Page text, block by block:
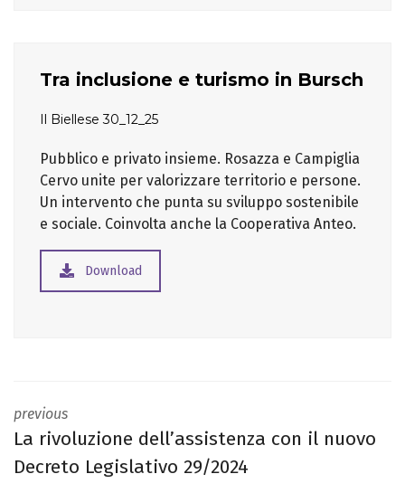
Tra inclusione e turismo in Bursch
Il Biellese 30_12_25
Pubblico e privato insieme. Rosazza e Campiglia
Cervo unite per valorizzare territorio e persone.
Un intervento che punta su sviluppo sostenibile
e sociale. Coinvolta anche la Cooperativa Anteo.
Download
previous
La rivoluzione dell’assistenza con il nuovo
Decreto Legislativo 29/2024